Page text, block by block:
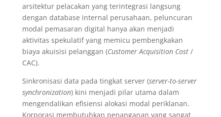
arsitektur pelacakan yang terintegrasi langsung
dengan database internal perusahaan, peluncuran
modal pemasaran digital hanya akan menjadi
aktivitas spekulatif yang memicu pembengkakan
biaya akuisisi pelanggan (Customer Acquisition Cost/
CAC).
Sinkronisasi data pada tingkat server (server-to-server
synchronization) kini menjadi pilar utama dalam
mengendalikan efisiensi alokasi modal periklanan.
Korporasi membutuhkan penanganan yang sangat